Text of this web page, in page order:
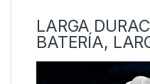
LARGA
BATERÍA,